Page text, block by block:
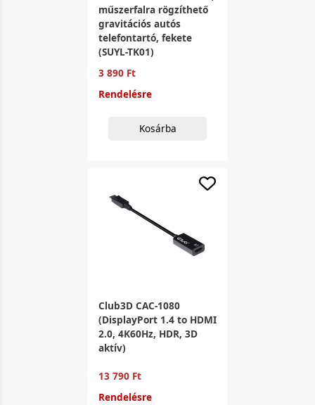
műszerfalra rögzíthető
gravitációs autós
telefontartó, fekete
(SUYL-TK01)
3 890 Ft
Rendelésre
Kosárba
Club3D CAC-1080
(DisplayPort 1.4 to HDMI
2.0, 4K60Hz, HDR, 3D
aktív)
13 790 Ft
Rendelésre